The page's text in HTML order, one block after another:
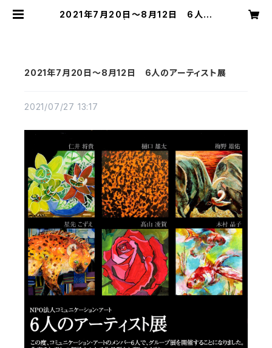
2021年7月20日～8月12日 6人の
2021年7月20日～8月12日 6人のアーティスト展
2021/07/27 13:17